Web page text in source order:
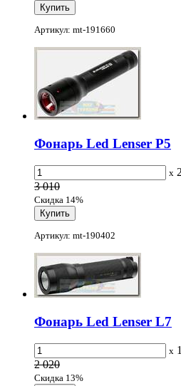
Артикул: mt-191660
Фонарь Led Lenser P5
x
3 010
Скидка 14%
Артикул: mt-190402
Фонарь Led Lenser L7
x
2 020
Скидка 13%